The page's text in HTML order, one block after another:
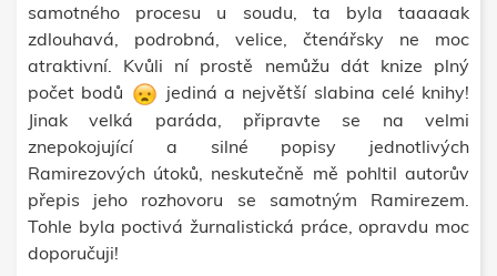
samotného procesu u soudu, ta byla taaaaak
zdlouhavá, podrobná, velice, čtenářsky ne moc
atraktivní. Kvůli ní prostě nemůžu dát knize plný
počet bodů
jediná a největší slabina celé knihy!
Jinak velká paráda, připravte se na velmi
znepokojující a silné popisy jednotlivých
Ramirezových útoků, neskutečně mě pohltil autorův
přepis jeho rozhovoru se samotným Ramirezem.
Tohle byla poctivá žurnalistická práce, opravdu moc
doporučuji!